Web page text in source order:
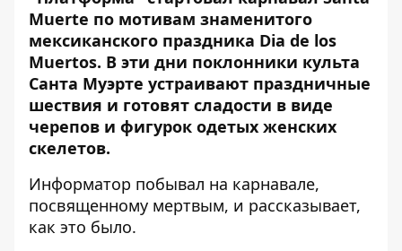
Muerte по мотивам знаменитого
мексиканского праздника Dia de los
Muertos. В эти дни поклонники культа
Санта Муэрте устраивают праздничные
шествия и готовят сладости в виде
черепов и фигурок одетых женских
скелетов.
Информатор побывал на карнавале,
посвященному мертвым, и рассказывает,
как это было.